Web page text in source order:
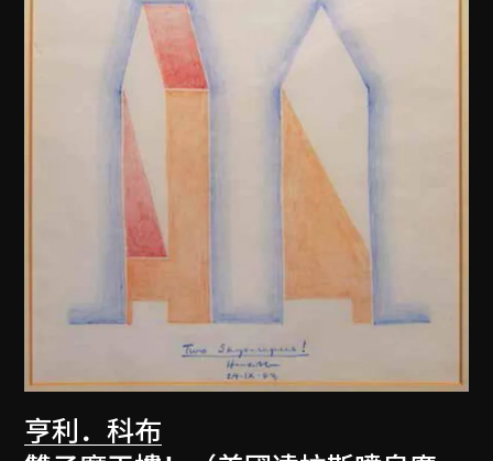
亨利．科布